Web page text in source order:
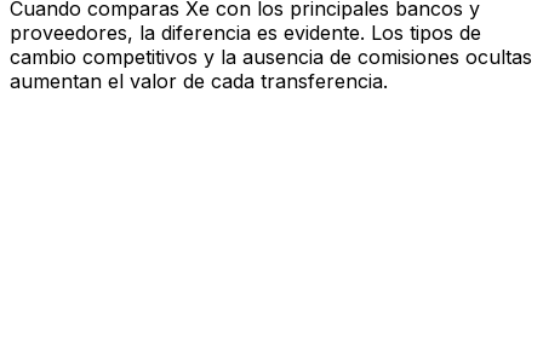
Cuando comparas Xe con los principales bancos y
proveedores, la diferencia es evidente. Los tipos de
cambio competitivos y la ausencia de comisiones ocultas
aumentan el valor de cada transferencia.